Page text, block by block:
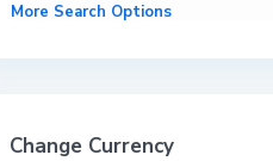
More Search Options
Change Currency